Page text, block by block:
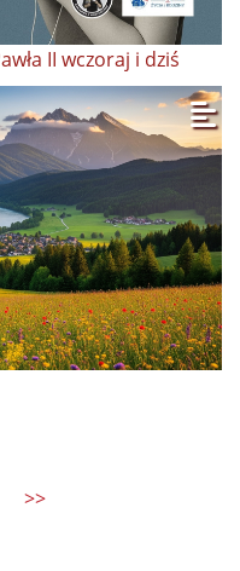
II wczoraj i dziś
>>